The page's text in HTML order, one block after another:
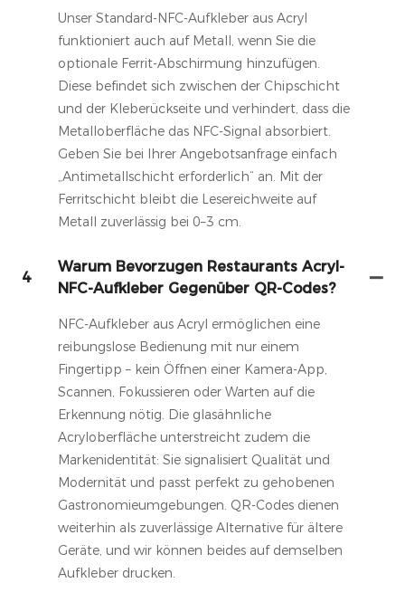
Unser Standard-NFC-Aufkleber aus Acryl
funktioniert auch auf Metall, wenn Sie die
optionale Ferrit-Abschirmung hinzufügen.
Diese befindet sich zwischen der Chipschicht
und der Kleberückseite und verhindert, dass die
Metalloberfläche das NFC-Signal absorbiert.
Geben Sie bei Ihrer Angebotsanfrage einfach
„Antimetallschicht erforderlich“ an. Mit der
Ferritschicht bleibt die Lesereichweite auf
Metall zuverlässig bei 0–3 cm.
4
Warum Bevorzugen Restaurants Acryl-
NFC-Aufkleber Gegenüber QR-Codes?
NFC-Aufkleber aus Acryl ermöglichen eine
reibungslose Bedienung mit nur einem
Fingertipp – kein Öffnen einer Kamera-App,
Scannen, Fokussieren oder Warten auf die
Erkennung nötig. Die glasähnliche
Acryloberfläche unterstreicht zudem die
Markenidentität: Sie signalisiert Qualität und
Modernität und passt perfekt zu gehobenen
Gastronomieumgebungen. QR-Codes dienen
weiterhin als zuverlässige Alternative für ältere
Geräte, und wir können beides auf demselben
Aufkleber drucken.